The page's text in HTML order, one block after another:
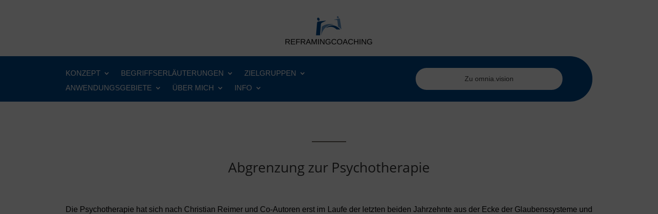
KONZEPT BEGRIFFSERLÄUTERUNGEN
ZIELGRUPPEN
ANWENDUNGSGEBIETE
ÜBER MICH INFO
Zu omnia.vision
Abgrenzung zur Psychotherapie
Die Psychotherapie hat sich nach Christian Reimer und Co-Autoren erst im Laufe der letzten beiden Jahrzehnte aus der Ecke der Glaubenssysteme und